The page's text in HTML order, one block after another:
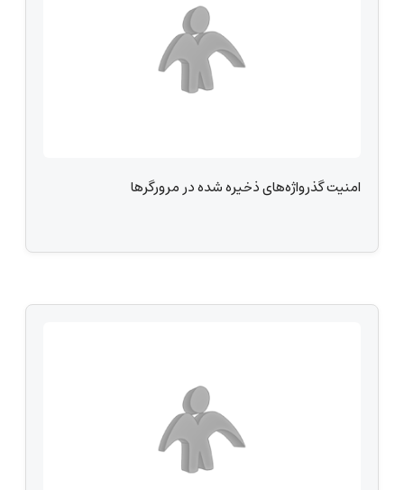
امنیت گذرواژه‌های ذخیره شده در مرورگرها